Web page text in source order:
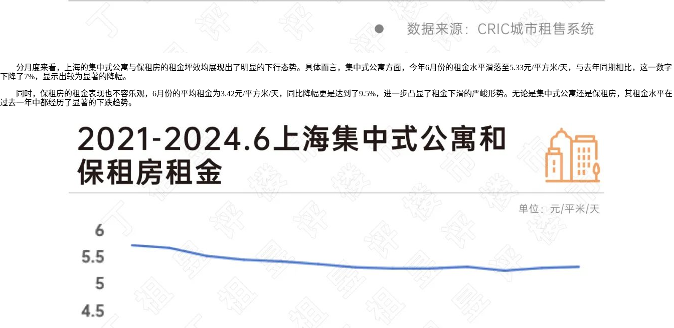
分月度来看，上海的集中式公寓与保租房的租金坪效均展现出了明显的下行态势。具体而言，集中式公寓方面，今年6月份的租金水平滑落至5.33元/平方米/天，与去年同期相比，这一数字
下降了7%，显示出较为显著的降幅。
同时，保租房的租金表现也不容乐观，6月份的平均租金为3.42元/平方米/天，同比降幅更是达到了9.5%，进一步凸显了租金下滑的严峻形势。无论是集中式公寓还是保租房，其租金水平在
过去一年中都经历了显著的下跌趋势。